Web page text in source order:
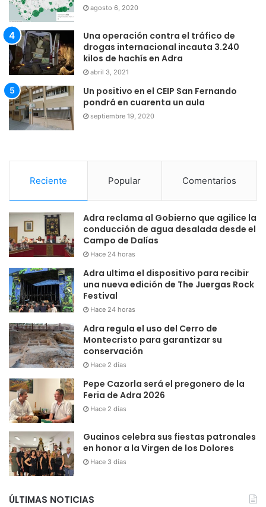
agosto 6, 2020
Una operación contra el tráfico de
drogas internacional incauta 3.240
kilos de hachís en Adra
abril 3, 2021
Un positivo en el CEIP San Fernando
pondrá en cuarenta un aula
septiembre 19, 2020
Reciente Popular Comentarios
Adra reclama al Gobierno que agilice la
conducción de agua desalada desde el
Campo de Dalías
Hace 24 horas
Adra ultima el dispositivo para recibir
una nueva edición de The Juergas Rock
Festival
Hace 24 horas
Adra regula el uso del Cerro de
Montecristo para garantizar su
conservación
Hace 2 días
Pepe Cazorla será el pregonero de la
Feria de Adra 2026
Hace 2 días
Guainos celebra sus fiestas patronales
en honor a la Virgen de los Dolores
Hace 3 días
ÚLTIMAS NOTICIAS